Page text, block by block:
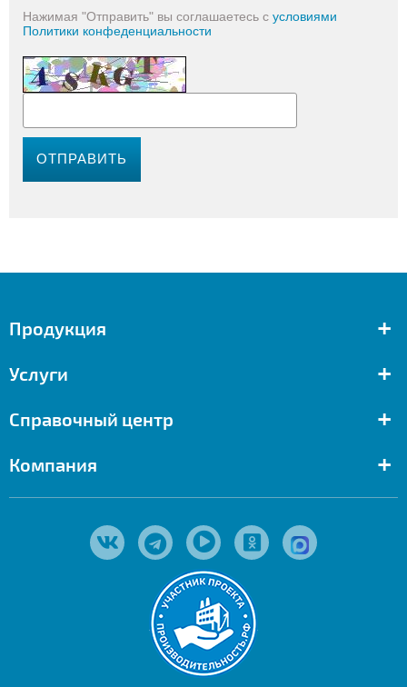
Нажимая "Отправить" вы соглашаетесь с условиями
Политики конфеденциальности
ОТПРАВИТЬ
Продукция +
Услуги +
Справочный центр +
Компания +